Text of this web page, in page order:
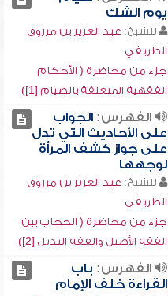
يوم الشك
للشيخ: عبد العزيز بن مرزوق
الطريفي
جزء من محاضرة ( الأحكام
الفقهية المتعلقة بالصيام [1])
الفهرس:الجواب
على الأحاديث التي تدل
على جواز كشف المرأة
لوجهها
للشيخ: عبد العزيز بن مرزوق
الطريفي
جزء من محاضرة ( الحجاب بين
الفقه الأصيل والفقه البديل [2])
الفهرس: باب
القراءة خلف الإمام